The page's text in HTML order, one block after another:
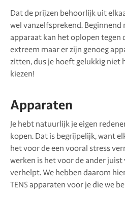
Dat de prijzen behoorlijk uit
wel vanzelfsprekend. Beginnend
apparaat kan het oplopen tegen
extreem maar er zijn genoeg
zitten, dus je hoeft gelukkig niet
kiezen!
Apparaten
Je hebt natuurlijk je eigen
kopen. Dat is begrijpelijk, want
het voor de een vooral stress
werken is het voor de ander
verhelpt. We hebben daarom
TENS apparaten voor je die we